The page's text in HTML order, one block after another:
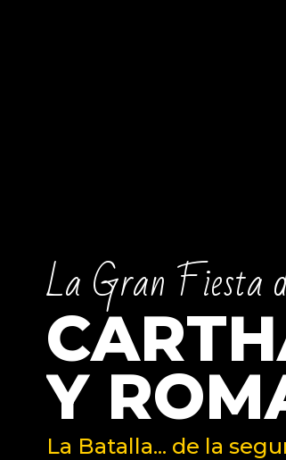
CARTH
Y ROM
LaGranFiesta
La Batalla... de la